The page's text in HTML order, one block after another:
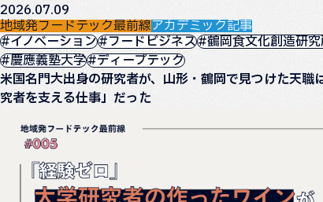
2026.07.09
地域発フードテック最前線アカデミック記事
#イノベーション#フードビジネス#鶴岡食文化創造研
#慶應義塾大学#ディープテック
米国名門大出身の研究者が、山形・鶴岡で見つけた天職
究者を支える仕事」だった